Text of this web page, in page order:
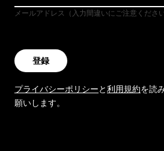
メールアドレス（入力間違いにご注意ください
登録
プライバシーポリシーと利用規約を読
願いします。